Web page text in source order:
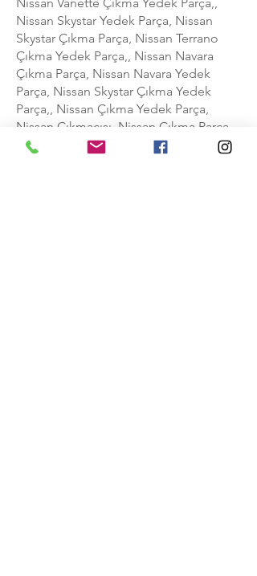
Nissan Skystar Yedek Parça, Nissan
Skystar Çıkma Parça, Nissan Terrano
Çıkma Yedek Parça,, Nissan Navara
Çıkma Parça, Nissan Navara Yedek
Parça, Nissan Skystar Çıkma Yedek
Parça,, Nissan Çıkma Yedek Parça,
Nissan Çıkmacısı, Nissan Çıkma Parça,
Nissan Navara Çıkma Yedek Parça,, Oto